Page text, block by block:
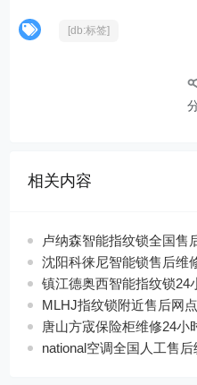
[db:标签]
相关内容
卢纳森智能指纹锁全国售
沈阳科徕尼智能锁售后维
镇江德奥西智能指纹锁24
MLHJ指纹锁附近售后网
唐山方宬保险柜维修24小
national空调全国人工售